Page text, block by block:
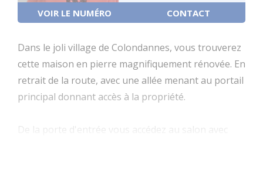
Dans le joli village de Colondannes, vous trouverez
cette maison en pierre magnifiquement rénovée. En
retrait de la route, avec une allée menant au portail
principal donnant accès à la propriété.
De la porte d'entrée vous accédez au salon avec
VOIR LE NUMÉRO CONTACT